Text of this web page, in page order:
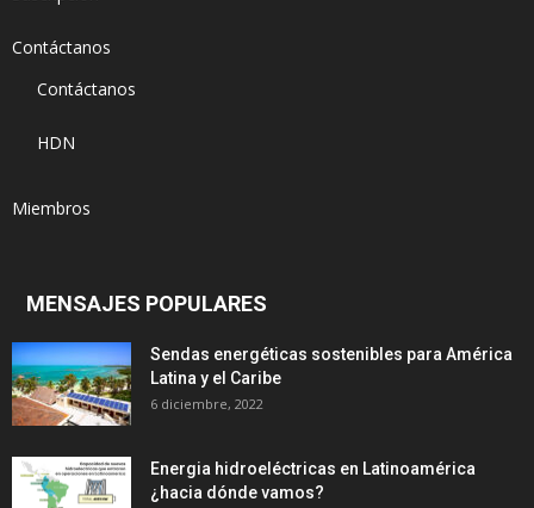
Contáctanos
Contáctanos
HDN
Miembros
MENSAJES POPULARES
Sendas energéticas sostenibles para América
Latina y el Caribe
6 diciembre, 2022
Energia hidroeléctricas en Latinoamérica
¿hacia dónde vamos?